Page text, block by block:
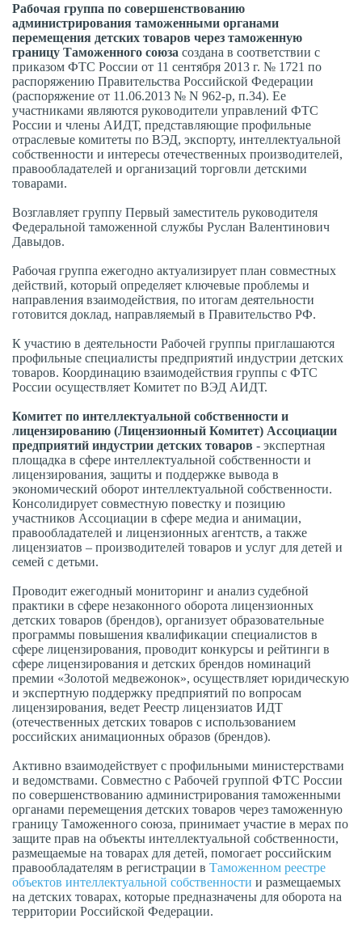
Рабочая группа по совершенствованию
администрирования таможенными органами
перемещения детских товаров через таможенную
границу Таможенного союза создана в соответствии с
приказом ФТС России от 11 сентября 2013 г. № 1721 по
распоряжению Правительства Российской Федерации
(распоряжение от 11.06.2013 № N 962-р, п.34). Ее
участниками являются руководители управлений ФТС
России и члены АИДТ, представляющие профильные
отраслевые комитеты по ВЭД, экспорту, интеллектуальной
собственности и интересы отечественных производителей,
правообладателей и организаций торговли детскими
товарами.
Возглавляет группу Первый заместитель руководителя
Федеральной таможенной службы Руслан Валентинович
Давыдов.
Рабочая группа ежегодно актуализирует план совместных
действий, который определяет ключевые проблемы и
направления взаимодействия, по итогам деятельности
готовится доклад, направляемый в Правительство РФ.
К участию в деятельности Рабочей группы приглашаются
профильные специалисты предприятий индустрии детских
товаров. Координацию взаимодействия группы с ФТС
России осуществляет Комитет по ВЭД АИДТ.
Комитет по интеллектуальной собственности и
лицензированию (Лицензионный Комитет) Ассоциации
предприятий индустрии детских товаров - экспертная
площадка в сфере интеллектуальной собственности и
лицензирования, защиты и поддержке вывода в
экономический оборот интеллектуальной собственности.
Консолидирует совместную повестку и позицию
участников Ассоциации в сфере медиа и анимации,
правообладателей и лицензионных агентств, а также
лицензиатов – производителей товаров и услуг для детей и
семей с детьми.
Проводит ежегодный мониторинг и анализ судебной
практики в сфере незаконного оборота лицензионных
детских товаров (брендов), организует образовательные
программы повышения квалификации специалистов в
сфере лицензирования, проводит конкурсы и рейтинги в
сфере лицензирования и детских брендов номинаций
премии «Золотой медвежонок», осуществляет юридическую
и экспертную поддержку предприятий по вопросам
лицензирования, ведет Реестр лицензиатов ИДТ
(отечественных детских товаров с использованием
российских анимационных образов (брендов).
Активно взаимодействует с профильными министерствами
и ведомствами. Совместно с Рабочей группой ФТС России
по совершенствованию администрирования таможенными
органами перемещения детских товаров через таможенную
границу Таможенного союза, принимает участие в мерах по
защите прав на объекты интеллектуальной собственности,
размещаемые на товарах для детей, помогает российским
правообладателям в регистрации в Таможенном реестре
объектов интеллектуальной собственности и размещаемых
на детских товарах, которые предназначены для оборота на
территории Российской Федерации.